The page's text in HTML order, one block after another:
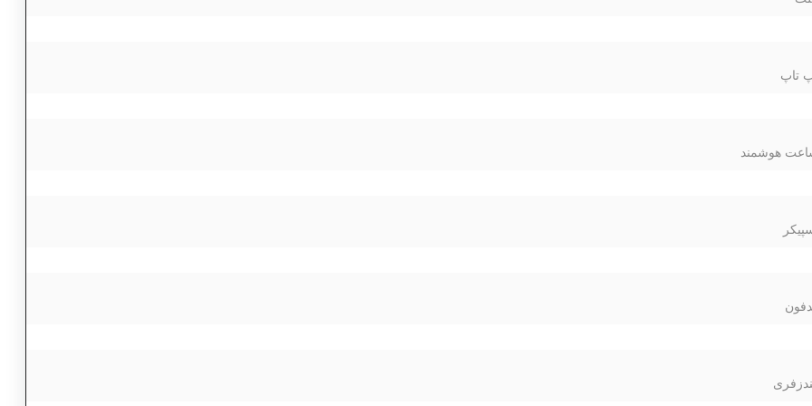
تاپ
هوشمند